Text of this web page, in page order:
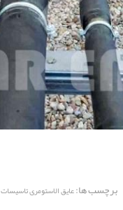
برچسب ها:عایق الاستومری تاسیسات